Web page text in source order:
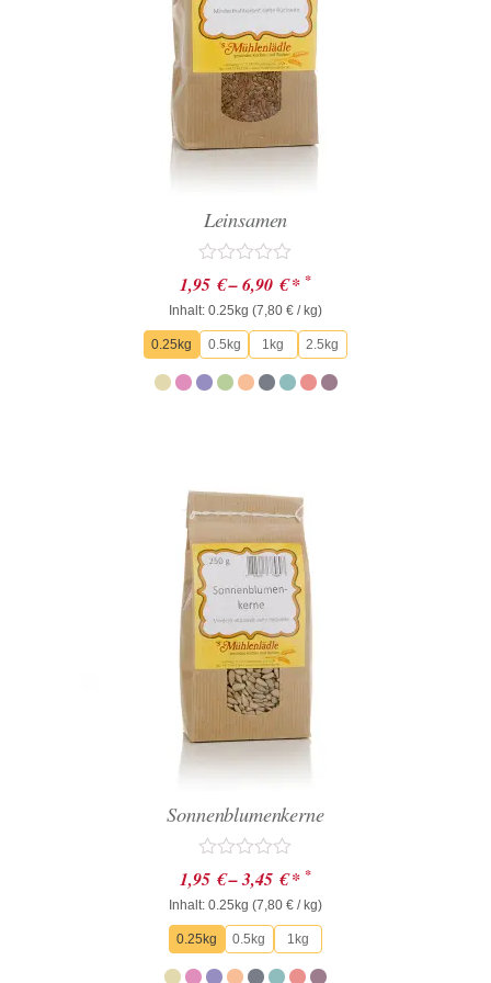
Leinsamen
Bewertet
mit
0
von
1,95 €–6,90 €* *
Inhalt: 0.25kg (7,80 € / kg)
0.25kg 0.5kg 1kg 2.5kg
Sonnenblumenkerne
Bewertet
mit
0
von
5
1,95 €–3,45 €* *
Inhalt: 0.25kg (7,80 € / kg)
0.25kg 0.5kg 1kg